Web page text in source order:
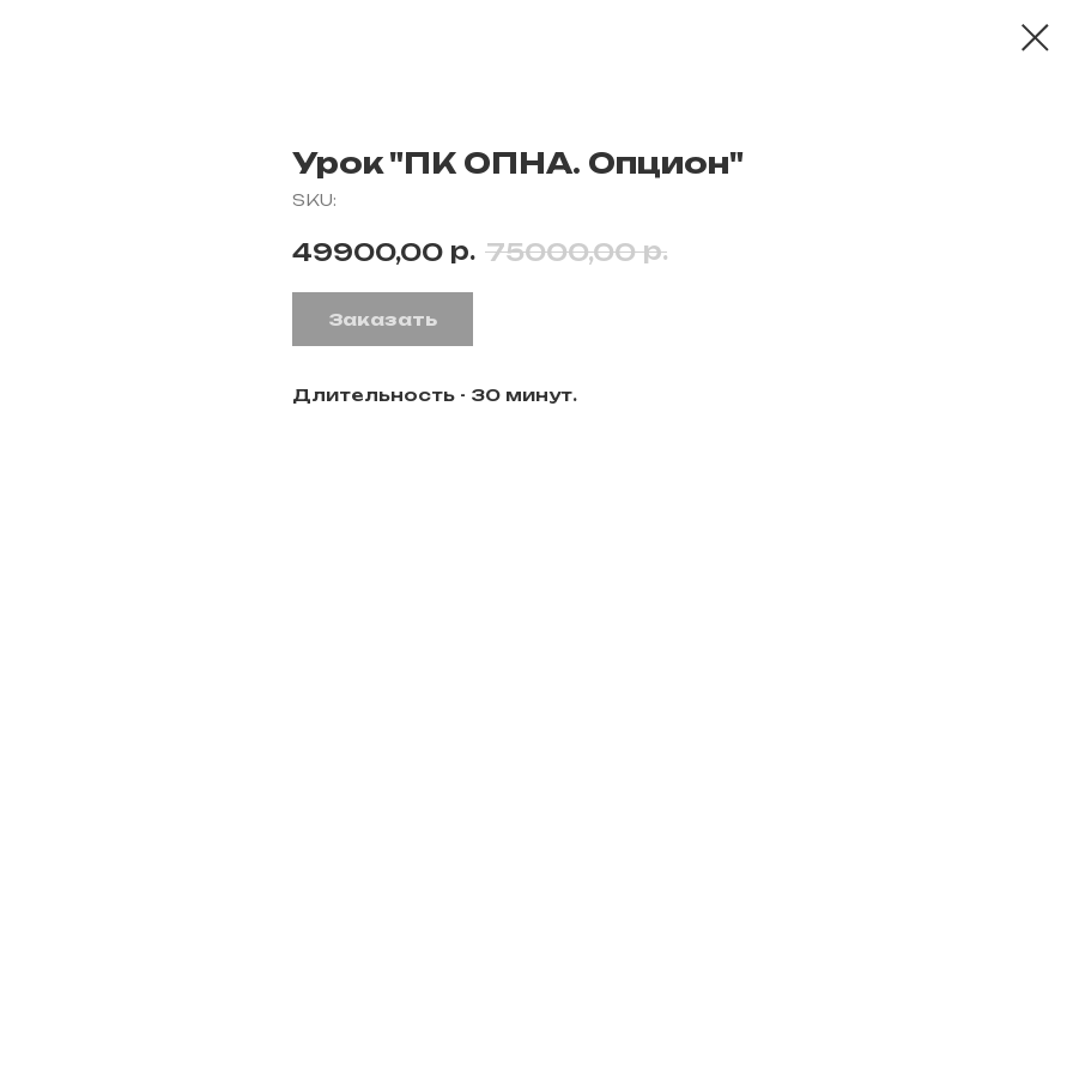
Урок "ПК ОПНА. Опцион"
SKU:
49900,00 р. 75000,00 р.
Заказать
Длительность - 30 минут.